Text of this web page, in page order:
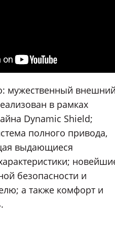
кузова
ткань
мужественный внешний
в рамках
Dynamic Shield;
полного привода,
выдающиеся
безопасности и
а также комфорт и